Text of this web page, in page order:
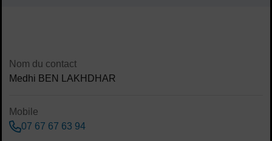
Contenu de la fiche d'annuaire
Nom du contact
Medhi BEN LAKHDHAR
Mobile
07 67 67 63 94